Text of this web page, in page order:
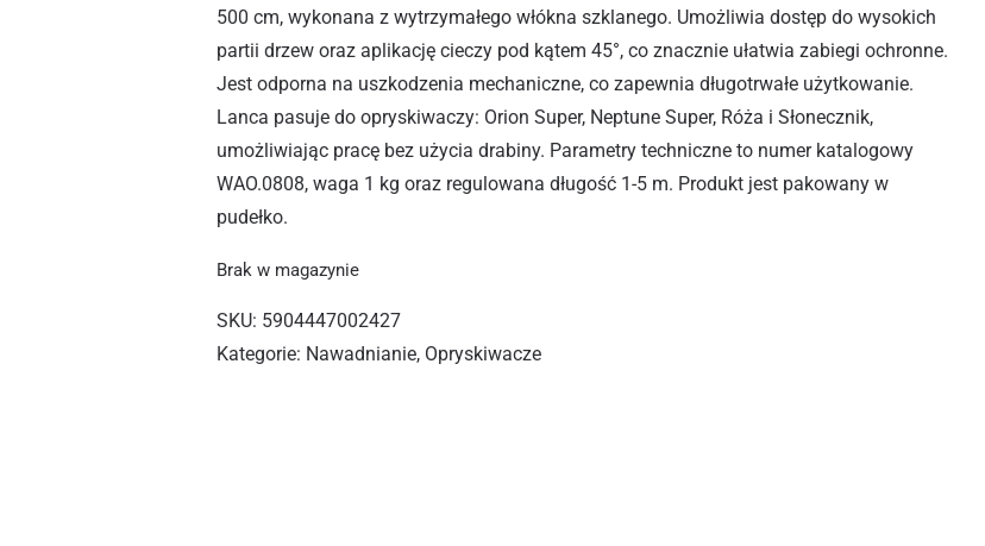
500 cm, wykonana z wytrzymałego włókna szklanego. Umożliwia dostęp do wysokich
partii drzew oraz aplikację cieczy pod kątem 45°, co znacznie ułatwia zabiegi ochronne.
Jest odporna na uszkodzenia mechaniczne, co zapewnia długotrwałe użytkowanie.
Lanca pasuje do opryskiwaczy: Orion Super, Neptune Super, Róża i Słonecznik,
umożliwiając pracę bez użycia drabiny. Parametry techniczne to numer katalogowy
WAO.0808, waga 1 kg oraz regulowana długość 1-5 m. Produkt jest pakowany w
pudełko.
Brak w magazynie
SKU: 5904447002427
Kategorie: Nawadnianie, Opryskiwacze